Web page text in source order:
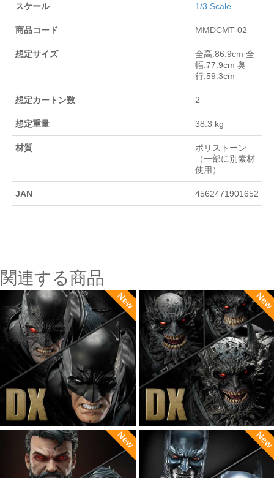
スケール 1/3 Scale
商品コード MMDCMT-02
想定サイズ
全高:86.9cm 全
幅:77.9cm 奥
行:59.3cm
想定カートン数 2
想定重量 38.3 kg
材質
ポリストーン
（一部に別素材
使用）
JAN 4562471901652
関連する商品